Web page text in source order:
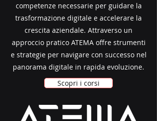
competenze necessarie per guidare la
trasformazione digitale e accelerare la
crescita aziendale. Attraverso un
approccio pratico ATEMA offre strumenti
e strategie per navigare con successo nel
panorama digitale in rapida evoluzione.
Scopri i corsi